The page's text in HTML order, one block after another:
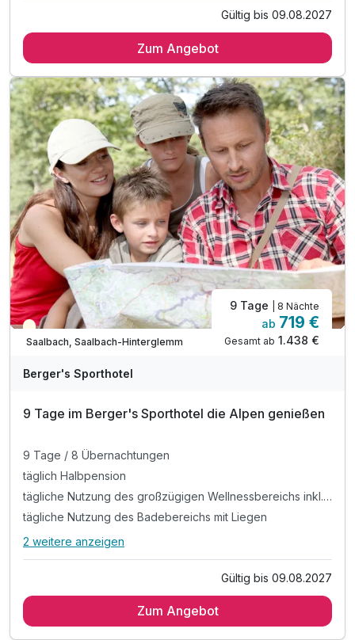
Sauna. Erlebnisdusche und Dampfbad
tägliche Nutzung des Badebereichs mit Liegen
Nutzung der Seilbahnen, Minigolfanlagen und weitere
Ermäßigungen im Rahmen der "JOKER CARD"
WLAN-Nutzung
Gültig bis 09.08.2027
Zum Angebot
Teilweise ausgelastet
Saalbach, Saalbach-Hinterglemm
9 Tage | 8 Nächte
ab 719 €
Gesamt ab 1.438 €
Berger's Sporthotel
9 Tage im Berger's Sporthotel die Alpen genießen
9 Tage / 8 Übernachtungen
täglich Halbpension
tägliche Nutzung des großzügigen Wellnessbereichs inkl. Sauna. Erlebnisdusche und Dampfbad
tägliche Nutzung des Badebereichs mit Liegen
Alle Inklusivleistungen
2 weitere anzeigen
Gültig bis 09.08.2027
Zum Angebot